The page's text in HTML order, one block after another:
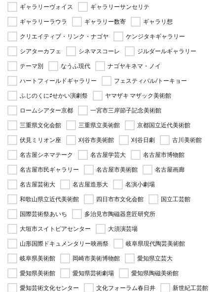
ギャラリーヴォイス
ギャラリーサンセリテ
ギャラリーラウラ
ギャラリー数寄
ギャラリ想
クリエイティブ・リンク・ナゴヤ
ケンジタキギャラリー
シアターカフェ
シネマスコーレ
ジルダールギャラリー
テーマ別
なうふ現代
ナゴヤキネマ・ノイ
ハートフィールドギャラリー
フェスティバル/トーキョー
ふじのくに⇄せかい演劇祭
ヤマザキ マザック美術館
ロームシアター京都
一宮市三岸節子記念美術館
三重県文化会館
三重県立美術館
京都国立近代美術館
伏見ミリオン座
刈谷市美術館 刈谷日劇
古川美術館
名古屋シネマテーク
名古屋学芸大
名古屋市博物館
名古屋市民ギャラリー
名古屋市美術館
名古屋画廊
名古屋芸術大
名古屋造形大
名演小劇場
和歌山県立近代美術館
四日市市文化会館
国立工芸館
国際芸術祭あいち
多治見市陶磁器意匠研究所
大垣市スイトピアセンター
大須演芸場
山形国際ドキュメンタリー映画祭
岐阜県現代陶芸美術館
岐阜県美術館
岡崎市美術博物館
愛知県立芸大
愛知県美術館
愛知県芸術劇場
愛知県陶磁美術館
愛知芸術文化センター
文化フォーラム春日井
新世紀工芸館